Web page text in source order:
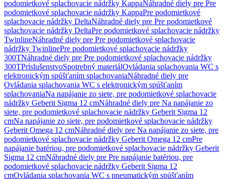
podomietkové splachovacie nádržky KappaNáhradné diely pre Pre
podomietkové splachovacie nádržky KappaPre podomietkové
splachovacie nádržky DeltaNáhradné diely pre Pre podomietkové
splachovacie nádržky DeltaPre podomietkové splachovacie nádržky
TwinlineNáhradné diely pre Pre podomietkové splachovacie
nádržky TwinlinePre podomietkové splachovacie nádržky
300TNáhradné diely pre Pre podomietkové splachovacie nádržky
300TPríslušenstvoSpotrebný materiálOvládania splachovania WC s
elektronickým spúšťaním splachovaniaNáhradné diely pre
Ovládania splachovania WC s elektronickým spúšťaním
splachovaniaNa napájanie zo siete, pre podomietkové splachovacie
nádržky Geberit Sigma 12 cmNáhradné diely pre Na napájanie zo
siete, pre podomietkové splachovacie nádržky Geberit Sigma 12
cmNa napájanie zo siete, pre podomietkové splachovacie nádržky
Geberit Omega 12 cmNáhradné diely pre Na napájanie zo siete, pre
podomietkové splachovacie nádržky Geberit Omega 12 cmPre
napájanie batériou, pre podomietkové splachovacie nádržky Geberit
Sigma 12 cmNáhradné diely pre Pre napájanie batériou, pre
podomietkové splachovacie nádržky Geberit Sigma 12
cmOvládania splachovania WC s pneumatickým spúšťaním